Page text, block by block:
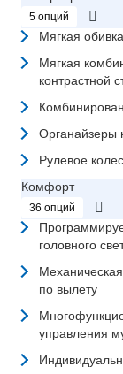
5 опций
Мягкая
Мягкая
контрастной
Органайзеры
Рулевое
Комфорт
36 опций
головного
по вылету
управления